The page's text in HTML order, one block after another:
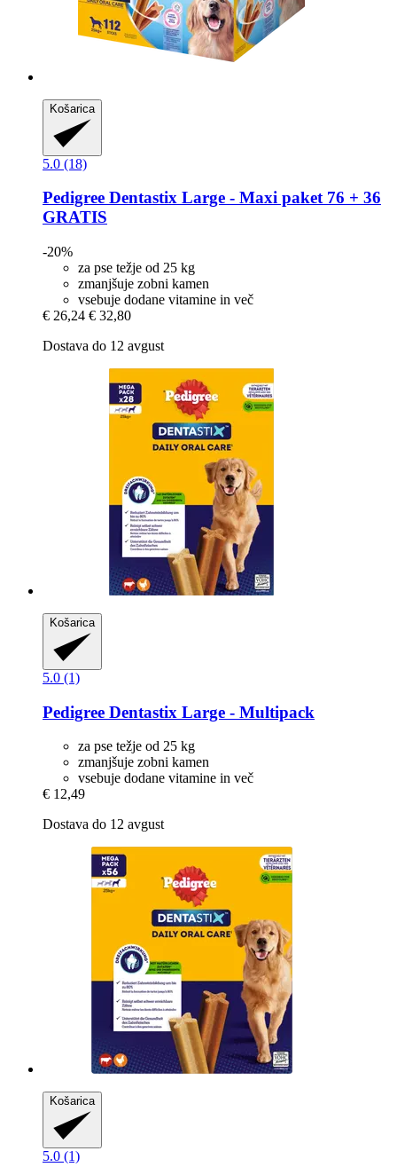
Košarica
5.0 (18)
Pedigree Dentastix Large -​ Maxi paket 76 + 36
GRATIS
-20%
za pse težje od 25 kg
zmanjšuje zobni kamen
vsebuje dodane vitamine in več
€ 26,24 € 32,80
Dostava do 12 avgust
Košarica
5.0 (1)
Pedigree Dentastix Large -​ Multipack
za pse težje od 25 kg
zmanjšuje zobni kamen
vsebuje dodane vitamine in več
€ 12,49
Dostava do 12 avgust
Košarica
5.0 (1)